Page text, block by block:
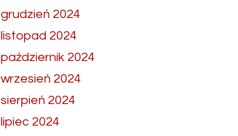
grudzień 2024
listopad 2024
październik 2024
wrzesień 2024
sierpień 2024
lipiec 2024